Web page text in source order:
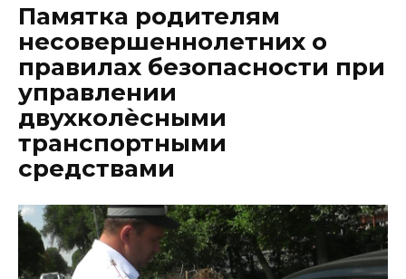
Памятка родителям
несовершеннолетних о
правилах безопасности при
управлении
двухколѐсными
транспортными
средствами